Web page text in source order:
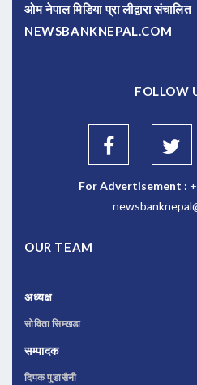
ओम नेपाल मिडिया प्रा लीद्वारा संचालित
NEWSBANKNEPAL.COM
FOLLOW
For Advertisement :
OUR TEAM
अध्यक्ष
सोविता सिम्खडा
सम्पादक
दिपक पुडासैनी